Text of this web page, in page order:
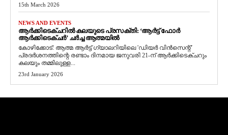
15th March 2026
NEWS AND EVENTS
ആർക്കിടെക്ചറിൽ കലയുടെ പ്രസക്തി: ‘ആർട്ട് ഫോർ
ആർക്കിടെക്ചർ’ ചർച്ച ആത്മയിൽ
​കോഴിക്കോട്: ആത്മ ആർട്ട് ഗ്യാലറിയിലെ 'ഡിയർ വിൻസെന്റ്'
പ്രദർശനത്തിന്റെ രണ്ടാം ദിനമായ ജനുവരി 21-ന് ആർക്കിടെക്ചറും
കലയും തമ്മിലുള്ള...
23rd January 2026